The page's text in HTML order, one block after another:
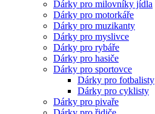
Dárky pro milovníky jídla
Dárky pro motorkáře
Dárky pro muzikanty
Dárky pro myslivce
Dárky pro rybáře
Dárky pro hasiče
Dárky pro sportovce
Dárky pro fotbalisty
Dárky pro cyklisty
Dárky pro pivaře